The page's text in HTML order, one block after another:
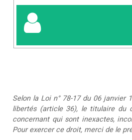
Selon la Loi n° 78-17 du 06
libertés (article 36), le titulaire du
concernant qui sont inexactes,
Pour exercer ce droit, merci de le